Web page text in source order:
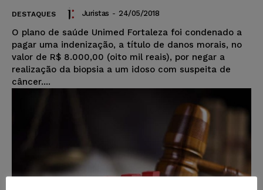
DESTAQUES Juristas - 24/05/2018
O plano de saúde Unimed Fortaleza foi condenado a
pagar uma indenização, a título de danos morais, no
valor de R$ 8.000,00 (oito mil reais), por negar a
realização da biopsia a um idoso com suspeita de
câncer....